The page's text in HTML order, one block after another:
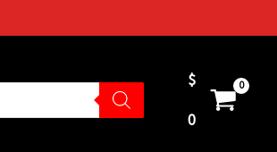
$
0